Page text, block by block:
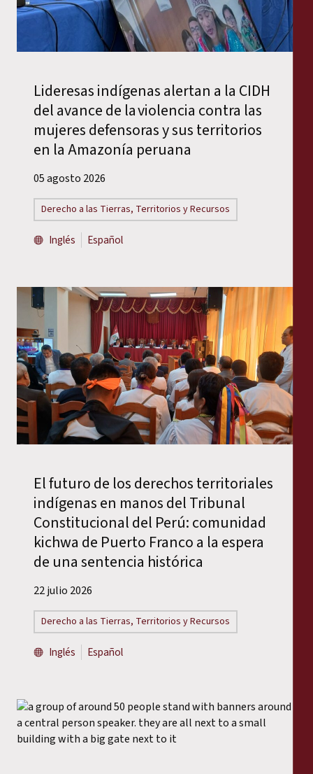
Lideresas indígenas alertan a la CIDH
del avance de la violencia contra las
mujeres defensoras y sus territorios
en la Amazonía peruana
05 agosto 2026
Derecho a las Tierras, Territorios y Recursos
Inglés Español
El futuro de los derechos territoriales
indígenas en manos del Tribunal
Constitucional del Perú: comunidad
kichwa de Puerto Franco a la espera
de una sentencia histórica
22 julio 2026
Derecho a las Tierras, Territorios y Recursos
Inglés Español